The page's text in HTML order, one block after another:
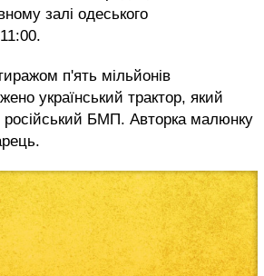
залі одеського
п'ять мільйонів
український трактор, який
російський БМП. Авторка малюнку